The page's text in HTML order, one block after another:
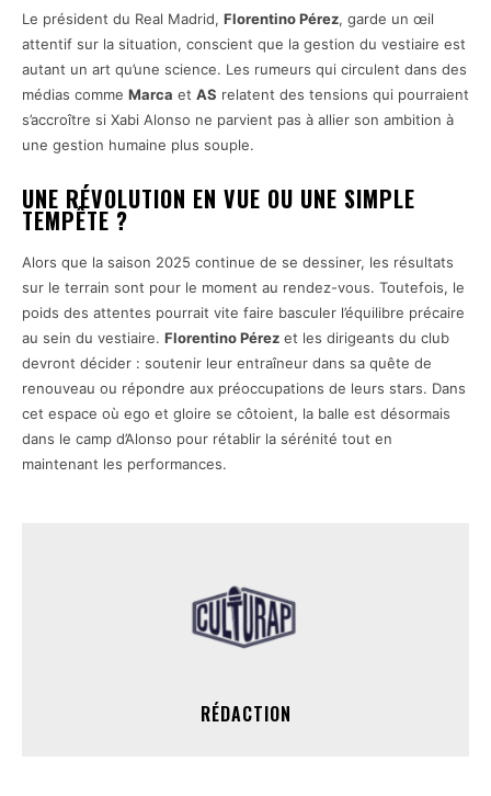
Le président du Real Madrid, Florentino Pérez, garde un œil
attentif sur la situation, conscient que la gestion du vestiaire est
autant un art qu’une science. Les rumeurs qui circulent dans des
médias comme Marca et AS relatent des tensions qui pourraient
s’accroître si Xabi Alonso ne parvient pas à allier son ambition à
une gestion humaine plus souple.
UNE RÉVOLUTION EN VUE OU UNE SIMPLE
TEMPÊTE ?
Alors que la saison 2025 continue de se dessiner, les résultats
sur le terrain sont pour le moment au rendez-vous. Toutefois, le
poids des attentes pourrait vite faire basculer l’équilibre précaire
au sein du vestiaire. Florentino Pérez et les dirigeants du club
devront décider : soutenir leur entraîneur dans sa quête de
renouveau ou répondre aux préoccupations de leurs stars. Dans
cet espace où ego et gloire se côtoient, la balle est désormais
dans le camp d’Alonso pour rétablir la sérénité tout en
maintenant les performances.
RÉDACTION